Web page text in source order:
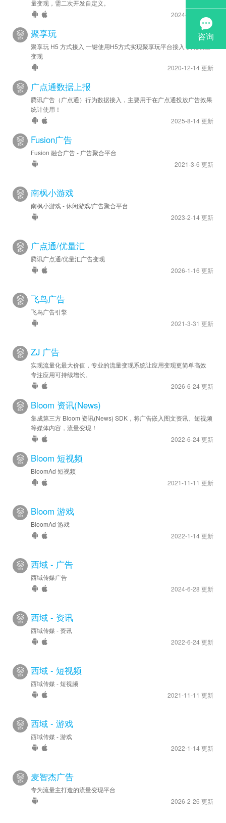
量变现，需二次开发自定义。
2024-6-28 更新
聚享玩
聚享玩 H5 方式接入 一键使用H5方式实现聚享玩平台接入 实现流量
变现
2020-12-14 更新
广点通数据上报
腾讯广告（广点通）行为数据接入，主要用于在广点通投放广告效果
统计使用！
2025-8-14 更新
Fusion广告
Fusion 融合广告 - 广告聚合平台
2021-3-6 更新
南枫小游戏
南枫小游戏 - 休闲游戏/广告聚合平台
2023-2-14 更新
广点通/优量汇
腾讯广点通/优量汇广告变现
2026-1-16 更新
飞鸟广告
飞鸟广告引擎
2021-3-31 更新
ZJ 广告
实现流量化最大价值，专业的流量变现系统让应用变现更简单高效
专注应用可持续增长。
2026-6-24 更新
Bloom 资讯(News)
集成第三方 Bloom 资讯(News) SDK，将广告嵌入图文资讯、短视频
等媒体内容，流量变现！
2022-6-24 更新
Bloom 短视频
BloomAd 短视频
2021-11-11 更新
Bloom 游戏
BloomAd 游戏
2022-1-14 更新
西域 - 广告
西域传媒广告
2024-6-28 更新
西域 - 资讯
西域传媒 - 资讯
2022-6-24 更新
西域 - 短视频
西域传媒 - 短视频
2021-11-11 更新
西域 - 游戏
西域传媒 - 游戏
2022-1-14 更新
麦智杰广告
专为流量主打造的流量变现平台
2026-2-26 更新